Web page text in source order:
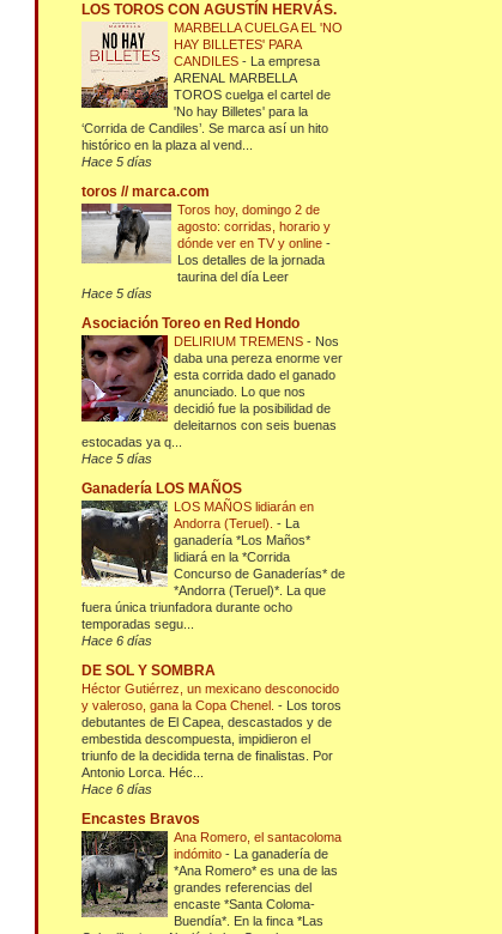
LOS TOROS CON AGUSTÍN HERVÁS.
MARBELLA CUELGA EL 'NO
HAY BILLETES' PARA
CANDILES- La empresa
ARENAL MARBELLA
TOROS cuelga el cartel de
'No hay Billetes' para la
‘Corrida de Candiles’. Se marca así un hito
histórico en la plaza al vend...
Hace 5 días
toros // marca.com
Toros hoy, domingo 2 de
agosto: corridas, horario y
dónde ver en TV y online-
Los detalles de la jornada
taurina del día Leer
Hace 5 días
Asociación Toreo en Red Hondo
DELIRIUM TREMENS- Nos
daba una pereza enorme ver
esta corrida dado el ganado
anunciado. Lo que nos
decidió fue la posibilidad de
deleitarnos con seis buenas
estocadas ya q...
Hace 5 días
Ganadería LOS MAÑOS
LOS MAÑOS lidiarán en
Andorra (Teruel).- La
ganadería *Los Maños*
lidiará en la *Corrida
Concurso de Ganaderías* de
*Andorra (Teruel)*. La que
fuera única triunfadora durante ocho
temporadas segu...
Hace 6 días
DE SOL Y SOMBRA
Héctor Gutiérrez, un mexicano desconocido
y valeroso, gana la Copa Chenel.- Los toros
debutantes de El Capea, descastados y de
embestida descompuesta, impidieron el
triunfo de la decidida terna de finalistas. Por
Antonio Lorca. Héc...
Hace 6 días
Encastes Bravos
Ana Romero, el santacoloma
indómito- La ganadería de
*Ana Romero* es una de las
grandes referencias del
encaste *Santa Coloma-
Buendía*. En la finca *Las